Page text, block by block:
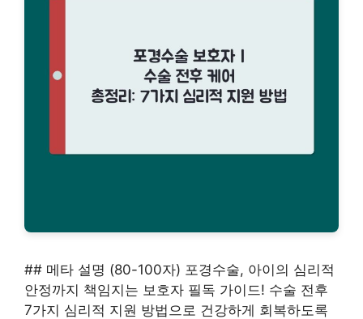
## 메타 설명 (80-100자) 포경수술, 아이의 심리적
안정까지 책임지는 보호자 필독 가이드! 수술 전후
7가지 심리적 지원 방법으로 건강하게 회복하도록